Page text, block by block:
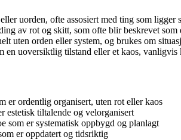
uorden, ofte assosiert med ting som ligger
av rot og skitt, som ofte blir beskrevet
uten orden eller system, og brukes om
en uoversiktlig tilstand eller et kaos,
er ordentlig organisert, uten rot eller kaos
estetisk tiltalende og velorganisert
som er systematisk oppbygd og planlagt
er oppdatert og tidsriktig